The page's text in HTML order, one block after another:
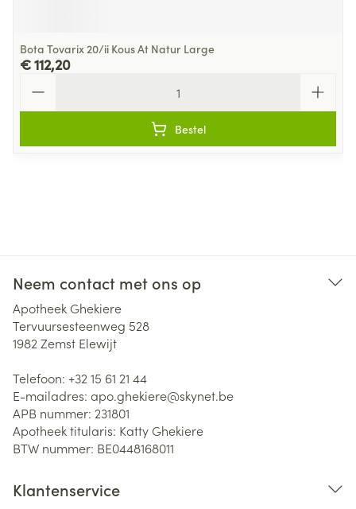
Bota Tovarix 20/ii Kous At Natur Large
€ 112,20
Bestel
Neem contact met ons op
Apotheek Ghekiere
Tervuursesteenweg 528
1982 Zemst Elewijt
Telefoon: +32 15 61 21 44
E-mailadres: apo.ghekiere@skynet.be
APB nummer: 231801
Apotheek titularis: Katty Ghekiere
BTW nummer: BE0448168011
Klantenservice